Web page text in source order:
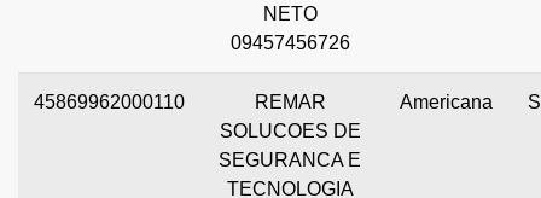
NETO
09457456726
45869962000110
REMAR
SOLUCOES DE
SEGURANCA E
TECNOLOGIA
Americana